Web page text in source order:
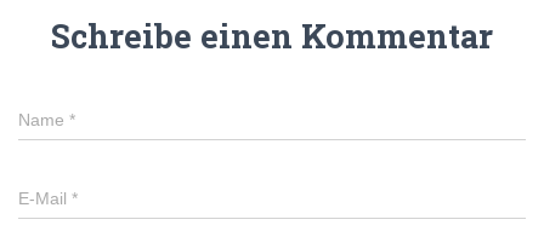
Schreibe einen Kommentar
Name *
E-Mail *